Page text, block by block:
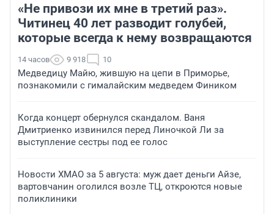
«Не привози их мне в третий раз».
Читинец 40 лет разводит голубей,
которые всегда к нему возвращаются
14 часов 9 918 10
Медведицу Майю, жившую на цепи в Приморье,
познакомили с гималайским медведем Фиником
Когда концерт обернулся скандалом. Ваня
Дмитриенко извинился перед Линочкой Ли за
выступление сестры под ее голос
Новости ХМАО за 5 августа: муж дает деньги Айзе,
вартовчанин оголился возле ТЦ, откроются новые
поликлиники